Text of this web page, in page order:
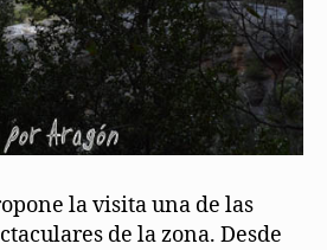
la visita una de las
de la zona. Desde